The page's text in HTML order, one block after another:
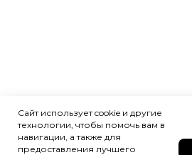
Сайт использует cookie и другие
технологии, чтобы помочь вам в
навигации, а также для
предоставления лучшего